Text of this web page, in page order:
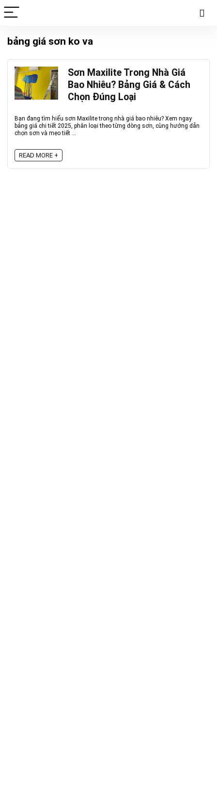
bảng giá sơn ko va
Sơn Maxilite Trong Nhà Giá
Bao Nhiêu? Bảng Giá & Cách
Chọn Đúng Loại
Bạn đang tìm hiểu sơn Maxilite trong nhà giá bao nhiêu? Xem ngay
bảng giá chi tiết 2025, phân loại theo từng dòng sơn, cùng hướng dẫn
chọn sơn và mẹo tiết ...
READ MORE +